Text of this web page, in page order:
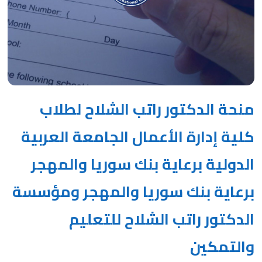
منحة الدكتور راتب الشلاح لطلاب
كلية إدارة الأعمال الجامعة العربية
الدولية برعاية بنك سوريا والمهجر
برعاية بنك سوريا والمهجر ومؤسسة
الدكتور راتب الشلاح للتعليم
والتمكين